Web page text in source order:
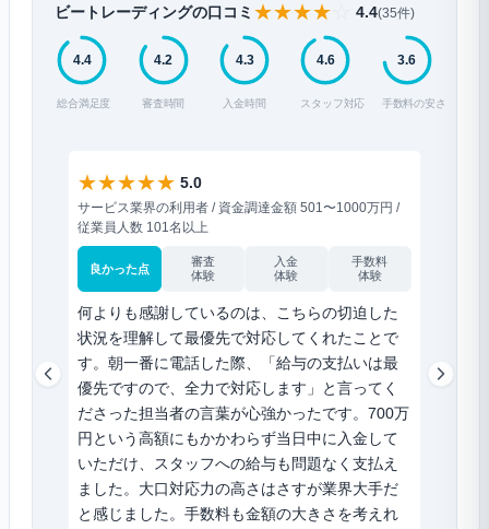
ビートレーディングの口コミ ★★★★ 4.4(35件)
4.4
総合満足度
4.2
審査時間
4.3
入金時間
4.6
スタッフ対応
3.6
手数料の安さ
★★★★★ 5.0
サービス業界の利用者 / 資金調達金額 501〜1000万円 /
従業員人数 101名以上
良かった点
審査
体験
入金
体験
手数料
体験
何よりも感謝しているのは、こちらの切迫した
状況を理解して最優先で対応してくれたことで
す。朝一番に電話した際、「給与の支払いは最
優先ですので、全力で対応します」と言ってく
ださった担当者の言葉が心強かったです。700万
円という高額にもかかわらず当日中に入金して
いただけ、スタッフへの給与も問題なく支払え
ました。大口対応力の高さはさすが業界大手だ
と感じました。手数料も金額の大きさを考えれ
積もり
り良い